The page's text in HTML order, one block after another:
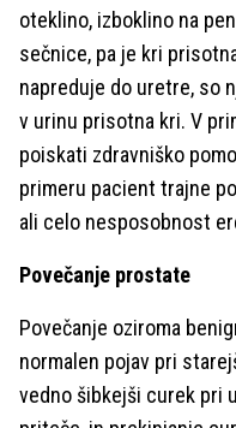
oteklino, izboklino na
sečnice, pa je kri
napreduje do uretre, so
v urinu prisotna kri. V
poiskati zdravniško
primeru pacient trajne
ali celo nesposobnost
Povečanje prostate
Povečanje oziroma
normalen pojav pri
vedno šibkejši curek pri